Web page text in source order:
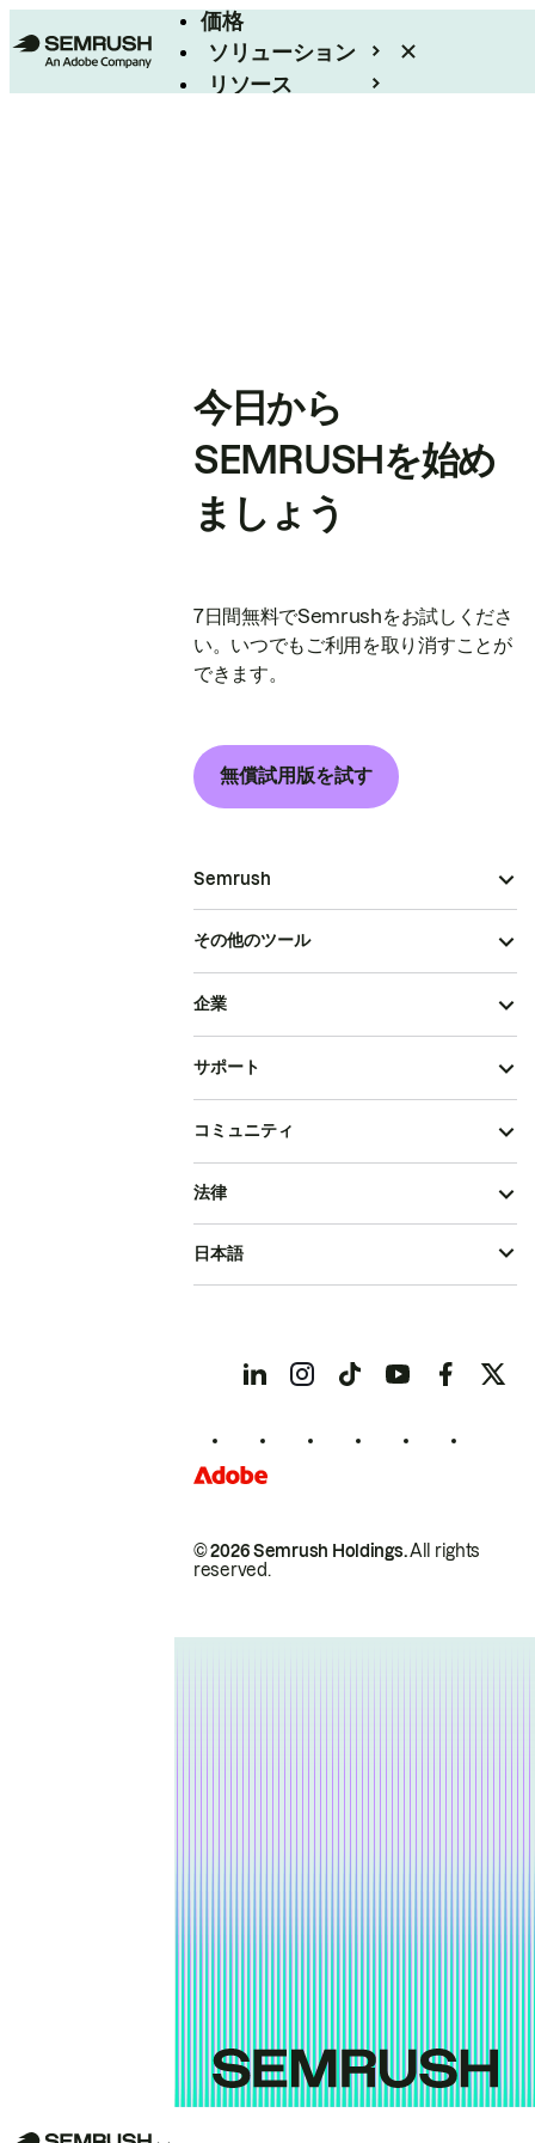
価格
ソリューション
リソース
今日から
SEMRUSHを始め
ましょう
7日間無料でSemrushをお試しくださ
い。いつでもご利用を取り消すことが
できます。
無償試用版を試す
Semrush
その他のツール
企業
サポート
コミュニティ
© 2026 Semrush Holdings.All rights
reserved.
法律
日本語